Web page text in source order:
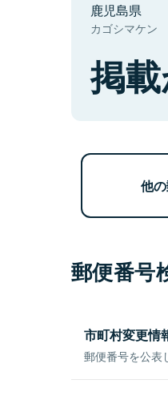
鹿児島県
カゴシマケン
掲
他
郵便番号
市町村変更情
郵便番号を公表